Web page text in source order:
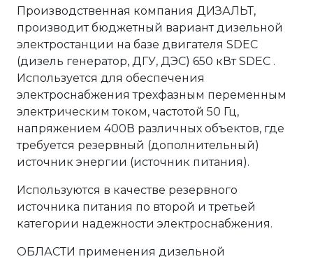
Производственная компания ДИЗАЛЬТ,
производит бюджетный вариант дизельной
электростанции на базе двигателя SDEC
(дизель генератор, ДГУ, ДЭС) 650 кВт SDEC .
Используется для обеспечения
электроснабжения трехфазным переменным
электрическим током, частотой 50 Гц,
напряжением 400В различных объектов, где
требуется резервный (дополнительный)
источник энергии (источник питания).
Используются в качестве резервного
источника питания по второй и третьей
категории надежности электроснабжения.
ОБЛАСТИ применения дизельной